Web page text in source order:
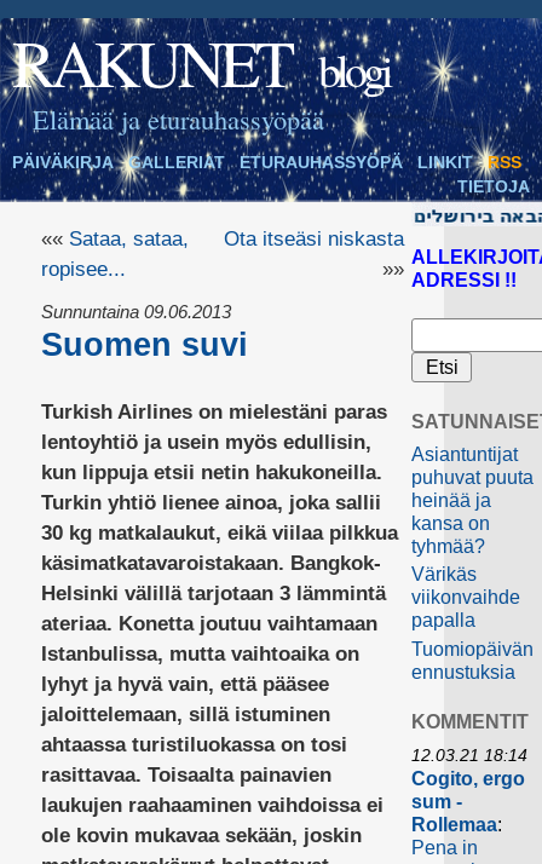
RAKUNET blogi
Elämää ja eturauhassyöpää
PÄIVÄKIRJA GALLERIAT ETURAUHASSYÖPÄ LINKIT
RSS
TIETOJA
«« Sataa, sataa,
ropisee...
Ota itseäsi niskasta
»»
Sunnuntaina 09.06.2013
Suomen suvi
Turkish Airlines on mielestäni paras
lentoyhtiö ja usein myös edullisin,
kun lippuja etsii netin hakukoneilla.
Turkin yhtiö lienee ainoa, joka sallii
30 kg matkalaukut, eikä viilaa pilkkua
käsimatkatavaroistakaan. Bangkok-
Helsinki välillä tarjotaan 3 lämmintä
ateriaa. Konetta joutuu vaihtamaan
Istanbulissa, mutta vaihtoaika on
lyhyt ja hyvä vain, että pääsee
jaloittelemaan, sillä istuminen
ahtaassa turistiluokassa on tosi
rasittavaa. Toisaalta painavien
laukujen raahaaminen vaihdoissa ei
ole kovin mukavaa sekään, joskin
ADRESSI !!
Asiantuntijat
puhuvat puuta
heinää ja
kansa on
tyhmää?
Värikäs
viikonvaihde
papalla
Tuomiopäivän
ennustuksia
KOMMENTIT
12.03.21 18:14
Cogito, ergo
sum -
Rollemaa:
Pena in